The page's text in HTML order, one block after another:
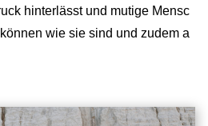
hinterlässt und mutige Mensc
wie sie sind und zudem a